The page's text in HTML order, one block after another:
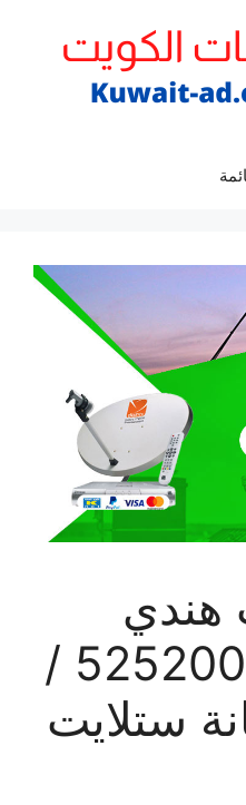
هندي
النزهة / 52520080 /
ستلايت